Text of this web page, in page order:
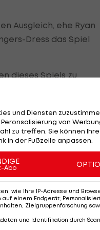
Ausgleich, ehe Ryan
Dress das Spiel
dieses Spiels zu
ärgert sich Ruff.
freuen. Im
von Justin Faulk
stoppt in den
Fünf Minuten
und Diensten
Peronsalisierung von
zu treffen. Sie können
in der Fußzeile anpassen.
Abo
wie Ihre IP-Adresse und
einem Endgerät;
Zielgruppenforschung
und Identifikation durch